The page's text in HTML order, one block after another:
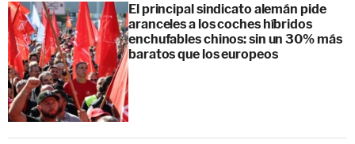
El principal sindicato alemán pide
aranceles a los coches híbridos
enchufables chinos: sin un 30% más
baratos que los europeos